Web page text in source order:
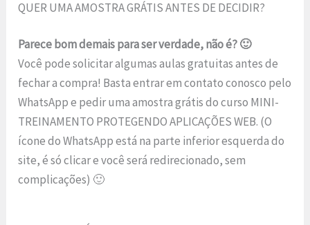
QUER UMA AMOSTRA GRÁTIS ANTES DE DECIDIR?
Parece bom demais para ser verdade, não é? 🙂
Você pode solicitar algumas aulas gratuitas antes de
fechar a compra! Basta entrar em contato conosco pelo
WhatsApp e pedir uma amostra grátis do curso MINI-
TREINAMENTO PROTEGENDO APLICAÇÕES WEB. (O
ícone do WhatsApp está na parte inferior esquerda do
site, é só clicar e você será redirecionado, sem
complicações) 🙂